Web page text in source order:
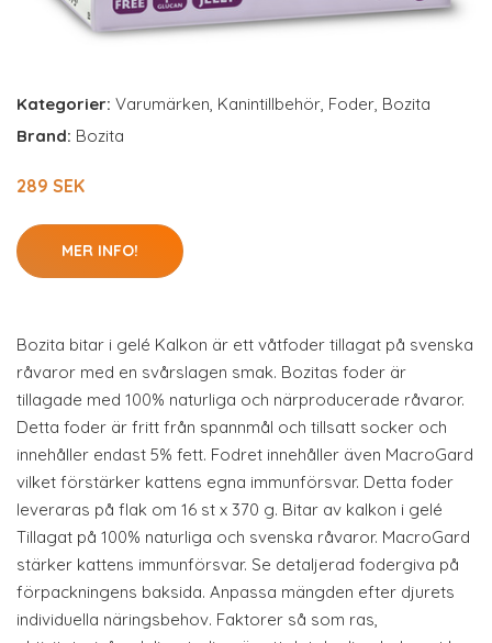
Kategorier: Varumärken, Kanintillbehör, Foder, Bozita
Brand: Bozita
289 SEK
MER INFO!
Bozita bitar i gelé Kalkon är ett våtfoder tillagat på svenska
råvaror med en svårslagen smak. Bozitas foder är
tillagade med 100% naturliga och närproducerade råvaror.
Detta foder är fritt från spannmål och tillsatt socker och
innehåller endast 5% fett. Fodret innehåller även MacroGard
vilket förstärker kattens egna immunförsvar. Detta foder
leveraras på flak om 16 st x 370 g. Bitar av kalkon i gelé
Tillagat på 100% naturliga och svenska råvaror. MacroGard
stärker kattens immunförsvar. Se detaljerad fodergiva på
förpackningens baksida. Anpassa mängden efter djurets
individuella näringsbehov. Faktorer så som ras,